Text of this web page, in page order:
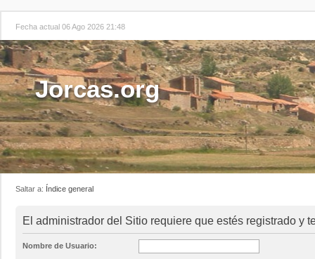
Fecha actual 06 Ago 2026 21:48
Jorcas.org
Saltar a: Índice general
El administrador del Sitio requiere que estés registrado y
Nombre de Usuario: